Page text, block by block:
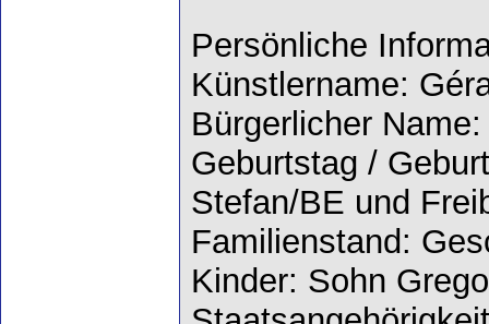
Persönliche
Künstlername:
Bürgerlicher
Geburtstag /
Stefan/BE und
Familienstand:
Kinder: Sohn